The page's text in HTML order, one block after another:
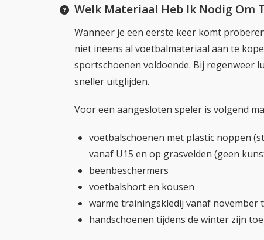
Welk Materiaal Heb Ik Nodig Om
Wanneer je een eerste keer komt
niet ineens al voetbalmateriaal aan te
sportschoenen voldoende. Bij regenweer
sneller uitglijden.
Voor een aangesloten speler is volgend
voetbalschoenen met plastic noppen
vanaf U15 en op grasvelden (geen
beenbeschermers
voetbalshort en kousen
warme trainingskledij vanaf november
handschoenen tijdens de winter zijn